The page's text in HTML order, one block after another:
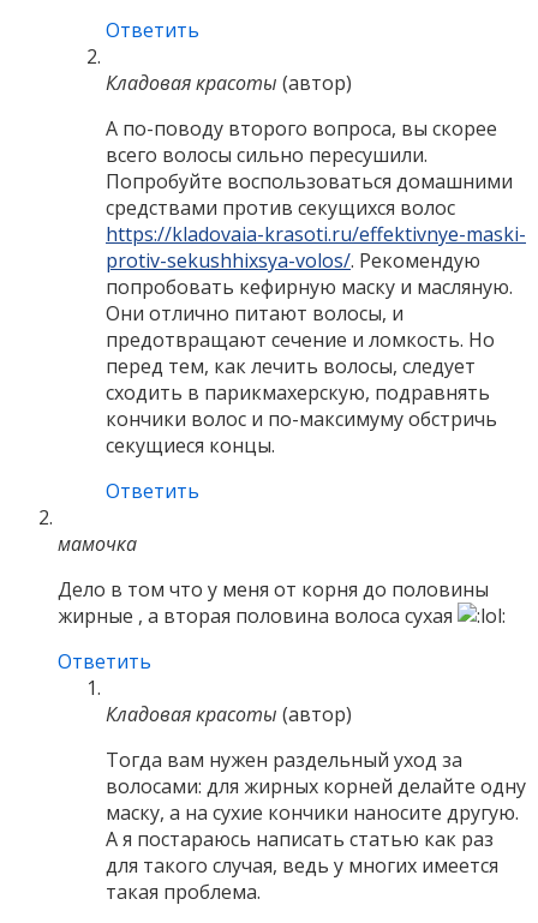
Ответить
Кладовая красоты (автор)
А по-поводу второго вопроса, вы скорее
всего волосы сильно пересушили.
Попробуйте воспользоваться домашними
средствами против секущихся волос
https://kladovaia-krasoti.ru/effektivnye-maski-
protiv-sekushhixsya-volos/. Рекомендую
попробовать кефирную маску и масляную.
Они отлично питают волосы, и
предотвращают сечение и ломкость. Но
перед тем, как лечить волосы, следует
сходить в парикмахерскую, подравнять
кончики волос и по-максимуму обстричь
секущиеся концы.
Ответить
мамочка
Дело в том что у меня от корня до половины
жирные , а вторая половина волоса сухая
Ответить
Кладовая красоты (автор)
Тогда вам нужен раздельный уход за
волосами: для жирных корней делайте одну
маску, а на сухие кончики наносите другую.
А я постараюсь написать статью как раз
для такого случая, ведь у многих имеется
такая проблема.